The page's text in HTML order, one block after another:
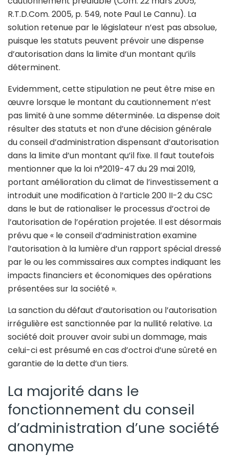
R.T.D.Com. 2005, p. 549, note Paul Le Cannu). La
solution retenue par le législateur n’est pas absolue,
puisque les statuts peuvent prévoir une dispense
d’autorisation dans la limite d’un montant qu’ils
déterminent.
Evidemment, cette stipulation ne peut être mise en
œuvre lorsque le montant du cautionnement n’est
pas limité à une somme déterminée. La dispense doit
résulter des statuts et non d’une décision générale
du conseil d’administration dispensant d’autorisation
dans la limite d’un montant qu’il fixe. Il faut toutefois
mentionner que la loi n°2019-47 du 29 mai 2019,
portant amélioration du climat de l’investissement a
introduit une modification à l’article 200 II-2 du CSC
dans le but de rationaliser le processus d’octroi de
l’autorisation de l’opération projetée. Il est désormais
prévu que « le conseil d’administration examine
l’autorisation à la lumière d’un rapport spécial dressé
par le ou les commissaires aux comptes indiquant les
impacts financiers et économiques des opérations
présentées sur la société ».
La sanction du défaut d’autorisation ou l’autorisation
irrégulière est sanctionnée par la nullité relative. La
société doit prouver avoir subi un dommage, mais
celui-ci est présumé en cas d’octroi d’une sûreté en
garantie de la dette d’un tiers.
La majorité dans le
fonctionnement du conseil
d’administration d’une société
anonyme